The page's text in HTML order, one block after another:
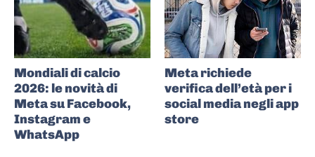
Mondiali di calcio
2026: le novità di
Meta su Facebook,
Instagram e
WhatsApp
Meta richiede
verifica dell’età per i
social media negli app
store